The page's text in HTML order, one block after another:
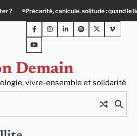
le lien social devient essentiel « Ça
Demain
vivre-ensemble et solidarité
FacebookInstagram
LinkedInSpotifyTwitterViméo
Youtube